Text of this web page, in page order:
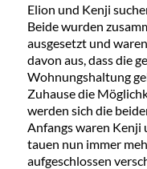
Elion und Kenji
Beide wurden
ausgesetzt und
davon aus, dass die
Wohnungshaltung
Zuhause die
werden sich die
Anfangs waren Kenji
tauen nun immer
aufgeschlossen